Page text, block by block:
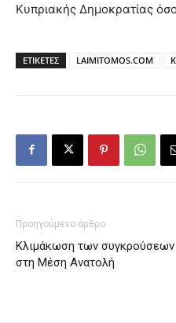
Κυπριακής Δημοκρατίας
ΕΤΙΚΕΤΕΣ LAIMITOMOS.COM
Προηγούμενο άρθρο
Κλιμάκωση των συγκρούσεων
στη Μέση Ανατολή